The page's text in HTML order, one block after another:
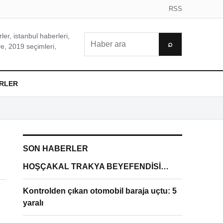
RSS
istanbul haberleri,
2019 seçimleri,
⌕
SON HABERLER
HOŞÇAKAL TRAKYA BEYEFENDİSİ…
Kontrolden çıkan otomobil baraja uçtu: 5
yaralı